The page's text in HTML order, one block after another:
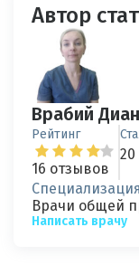
Автор
Врабий
Рейтинг
16 отзывов
20
Врачи общей
Написать врачу